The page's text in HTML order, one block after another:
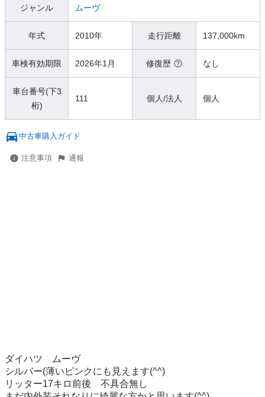
ジャンル ムーヴ
年式 2010年 走行距離 137,000km
車検有効期限 2026年1月 修復歴 なし
車台番号(下3
桁)
111 個人/法人 個人
中古車購入ガイド
注意事項 通報
ダイハツ　ムーヴ
シルバー(薄いピンクにも見えます(^^)
リッター17キロ前後　不具合無し